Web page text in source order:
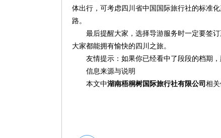
体出行，可考虑四川省中国国际旅行社的标准
路。
最后提醒大家，选择导游服务时一定要签
大家都能拥有愉快的四川之旅。
友情提示：如果你已经看中了段段的档期
信息来源与说明
本文中湖南梧桐树国际旅行社有限公司相